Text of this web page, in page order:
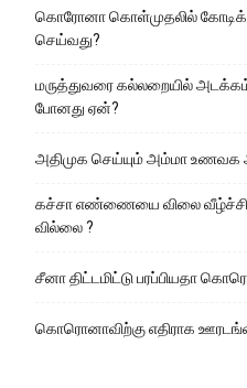
கொரோனா கொள்முதலில்
செய்வது?
மருத்துவரை கல்லறையில்
போனது ஏன்?
அதிமுக செய்யும் அம்மா உணவக
கச்சா எண்ணையை விலை
வில்லை ?
சீனா திட்டமிட்டு பரப்பியதா
கொரொனாவிற்கு எதிராக